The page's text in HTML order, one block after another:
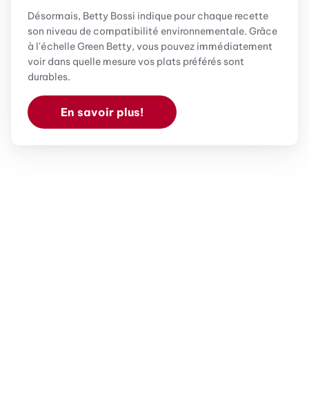
Désormais, Betty Bossi indique pour chaque recette
son niveau de compatibilité environnementale. Grâce
à l'échelle Green Betty, vous pouvez immédiatement
voir dans quelle mesure vos plats préférés sont
durables.
En savoir plus!